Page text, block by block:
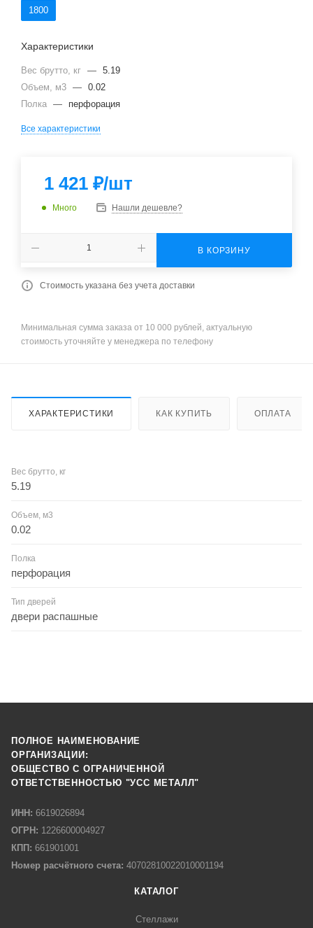
1800
Характеристики
Вес брутто, кг — 5.19
Объем, м3 — 0.02
Полка — перфорация
Все характеристики
1 421 ₽/шт
Много Нашли дешевле?
В КОРЗИНУ
Стоимость указана без учета доставки
Минимальная сумма заказа от 10 000 рублей, актуальную
стоимость уточняйте у менеджера по телефону
ХАРАКТЕРИСТИКИ КАК КУПИТЬ ОПЛАТА
Вес брутто, кг
5.19
Объем, м3
0.02
Полка
перфорация
Тип дверей
двери распашные
ПОЛНОЕ НАИМЕНОВАНИЕ
ОРГАНИЗАЦИИ:
ОБЩЕСТВО С ОГРАНИЧЕННОЙ
ОТВЕТСТВЕННОСТЬЮ "УСС МЕТАЛЛ"
ИНН: 6619026894
ОГРН: 1226600004927
КПП: 661901001
Номер расчётного счета: 40702810022010001194
КАТАЛОГ
Стеллажи